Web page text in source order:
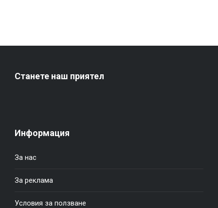
Станете наш приятел
Информация
За нас
За реклама
Условия за ползване